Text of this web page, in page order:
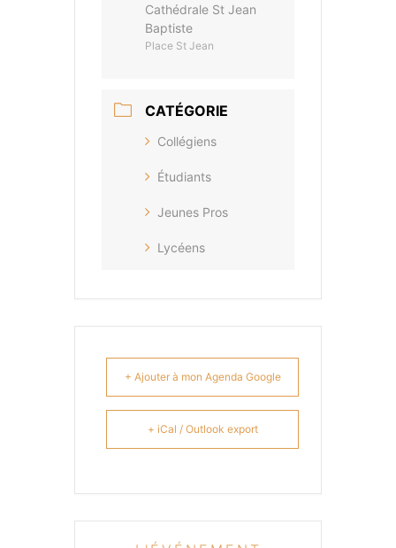
Cathédrale St Jean
Baptiste
Place St Jean
CATÉGORIE
Collégiens
Étudiants
Jeunes Pros
Lycéens
+ Ajouter à mon Agenda Google
+ iCal / Outlook export